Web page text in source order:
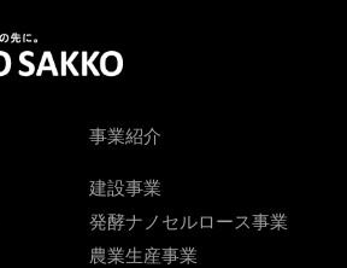
事業紹介
建設事業
発酵ナノセルロース事業
農業生産事業